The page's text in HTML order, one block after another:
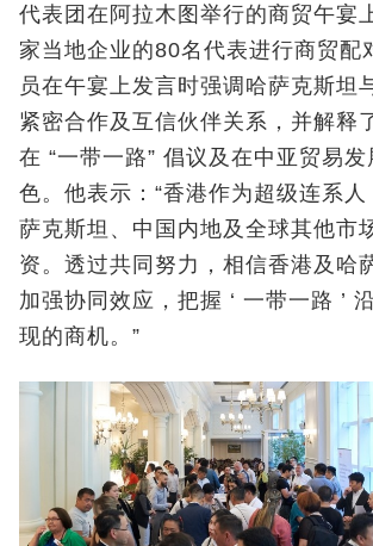
代表团在阿拉木图举行的商贸午宴
家当地企业的80名代表进行商贸配
员在午宴上发言时强调哈萨克斯坦
紧密合作及互信伙伴关系，并解释
在 “一带一路” 倡议及在中亚贸易发
色。他表示：“香港作为超级连系
萨克斯坦、中国内地及全球其他市
资。透过共同努力，相信香港及哈
加强协同效应，把握 ‘ 一带一路 ’
现的商机。”